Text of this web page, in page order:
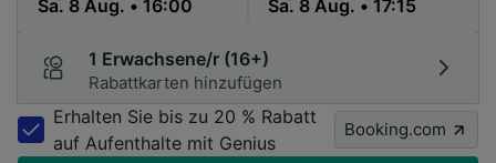
1 Erwachsene/r (16+)
Rabattkarten hinzufügen
Erhalten Sie bis zu 20 % Rabatt
auf Aufenthalte mit Genius
Booking.com